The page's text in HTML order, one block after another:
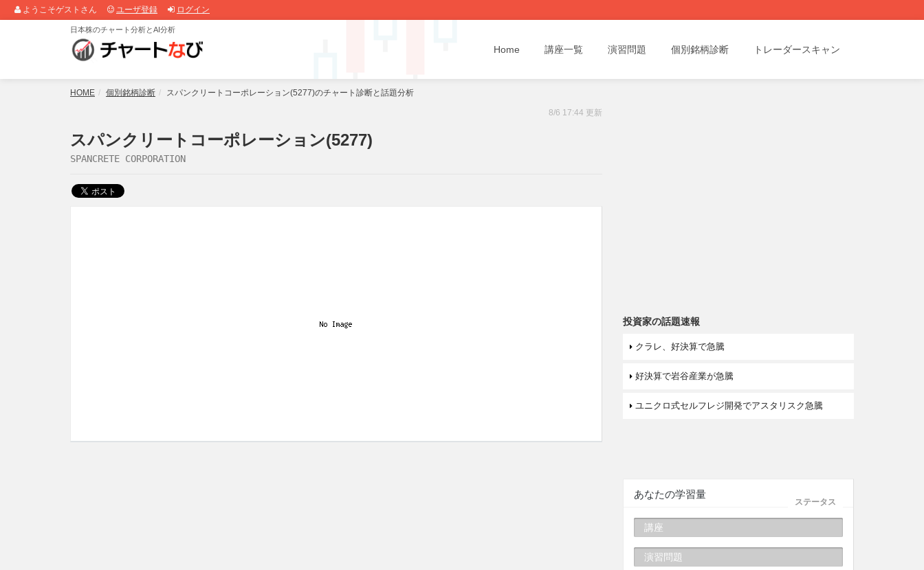
ようこそゲストさん ユーザ登録 ログイン
日本株のチャート分析とAI分析
Home 講座一覧 演習問題 個別銘柄診断 トレーダースキャン
HOME 個別銘柄診断 スパンクリートコーポレーション(5277)のチャート診断と話題分析
8/6 17:44 更新
スパンクリートコーポレーション(5277)
SPANCRETE CORPORATION
投資家の話題速報
クラレ、好決算で急騰
好決算で岩谷産業が急騰
ユニクロ式セルフレジ開発でアスタリスク急騰
ステータス
あなたの学習量
講座
演習問題